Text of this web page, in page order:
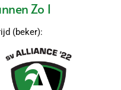
Zo 1
(beker):